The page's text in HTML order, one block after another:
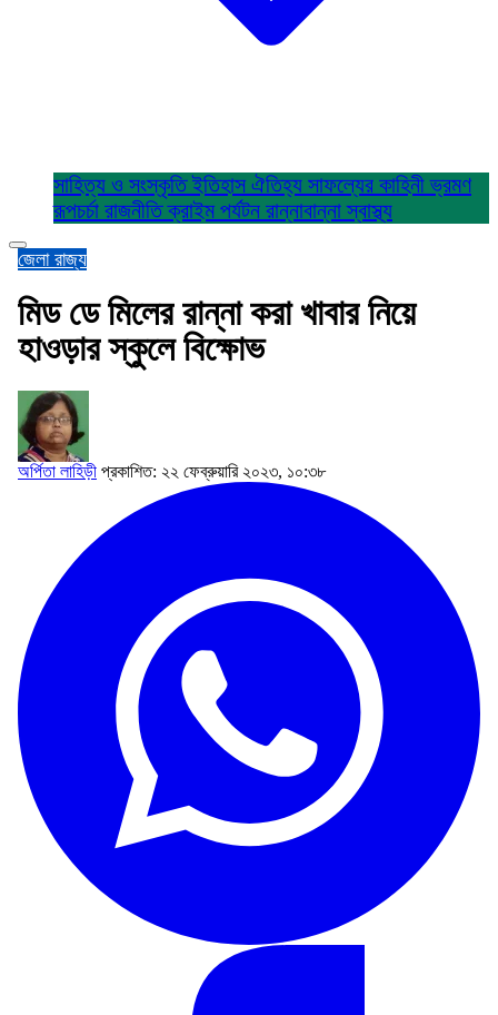
সাহিত্য ও সংস্কৃতিইতিহাস ঐতিহ্য সাফল্যের কাহিনীভ্রমণ
রূপচর্চা রাজনীতিক্রাইম পর্যটন রান্নাবান্নাস্বাস্থ্য
জেলা রাজ্য
মিড ডে মিলের রান্না করা খাবার নিয়ে
হাওড়ার স্কুলে বিক্ষোভ
অর্পিতা লাহিড়ী প্রকাশিত: ২২ ফেব্রুয়ারি ২০২৩, ১০:৩৮